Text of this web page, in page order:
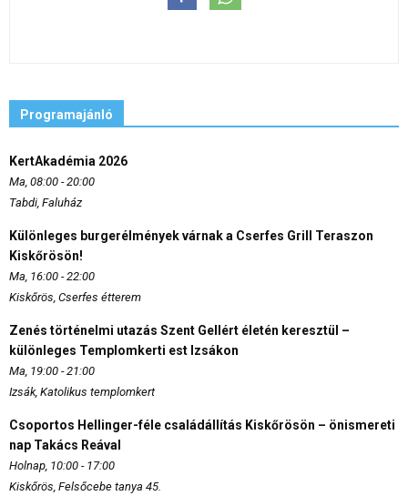
Programajánló
KertAkadémia 2026
Ma, 08:00 - 20:00
Tabdi, Faluház
Különleges burgerélmények várnak a Cserfes Grill Teraszon
Kiskőrösön!
Ma, 16:00 - 22:00
Kiskőrös, Cserfes étterem
Zenés történelmi utazás Szent Gellért életén keresztül –
különleges Templomkerti est Izsákon
Ma, 19:00 - 21:00
Izsák, Katolikus templomkert
Csoportos Hellinger-féle családállítás Kiskőrösön – önismereti
nap Takács Reával
Holnap, 10:00 - 17:00
Kiskőrös, Felsőcebe tanya 45.